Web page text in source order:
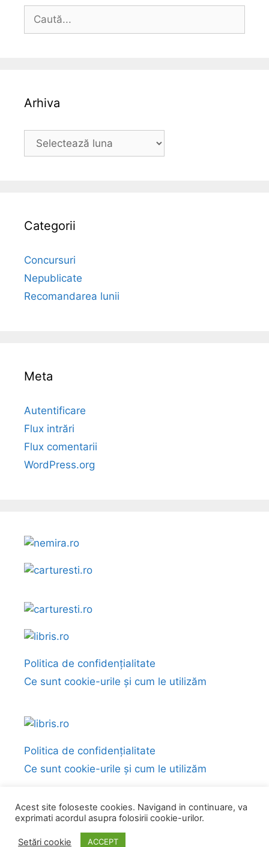
Caută
Arhiva
Arhiva
Categorii
Concursuri
Nepublicate
Recomandarea lunii
Meta
Autentificare
Flux intrări
Flux comentarii
WordPress.org
Politica de confidențialitate
Ce sunt cookie-urile și cum le utilizăm
Politica de confidențialitate
Ce sunt cookie-urile și cum le utilizăm
© 2026 Fragmente și citate din cărți• Construit cu
GeneratePress
Acest site foloseste cookies. Navigand in continuare, va
exprimati acordul asupra folosirii cookie-urilor.
Setări cookie ACCEPT